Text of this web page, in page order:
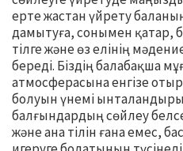
ерте жастан үйрету
дамытуға, сонымен қатар,
тілге және өз елінің
береді. Біздің балабақша
атмосферасына енгізе
болуын үнемі
балғындардың сөйлеу
және ана тілін ғана емес,